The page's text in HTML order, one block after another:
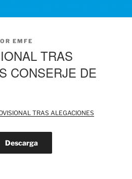
EMFE
TRAS
CONSERJE DE
TRAS ALEGACIONES
Descarga